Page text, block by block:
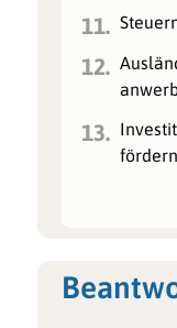
11.
12.
13.
fördern